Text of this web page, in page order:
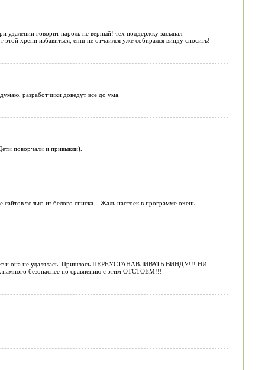
говорит пароль не верный! тех поддержку засыпал
хрени избавиться, enm не отчаился уже собирался винду сносить!
разработчики доведут все до ума.
поворчали и привыкли).
только из белого списка... Жаль настоек в программе очень
и она не удалялась. Пришлось ПЕРЕУСТАНАВЛИВАТЬ ВИНДУ!!! НИ
безопаснее по сравнению с этим ОТСТОЕМ!!!